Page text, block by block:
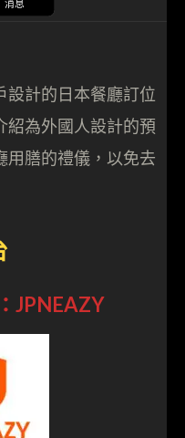
消息
設計的日本餐廳訂位
紹為外國人設計的預
用膳的禮儀，以免去
JPNEAZY